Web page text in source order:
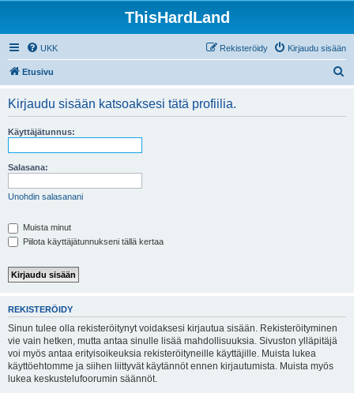
ThisHardLand
UKK Kirjaudu sisään
Rekisteröidy
Etusivu
Kirjaudu sisään katsoaksesi tätä profiilia.
Käyttäjätunnus:
Salasana:
Unohdin salasanani
Muista minut
Piilota käyttäjätunnukseni tällä kertaa
REKISTERÖIDY
Sinun tulee olla rekisteröitynyt voidaksesi kirjautua sisään. Rekisteröityminen
vie vain hetken, mutta antaa sinulle lisää mahdollisuuksia. Sivuston ylläpitäjä
voi myös antaa erityisoikeuksia rekisteröityneille käyttäjille. Muista lukea
käyttöehtomme ja siihen liittyvät käytännöt ennen kirjautumista. Muista myös
lukea keskustelufoorumin säännöt.